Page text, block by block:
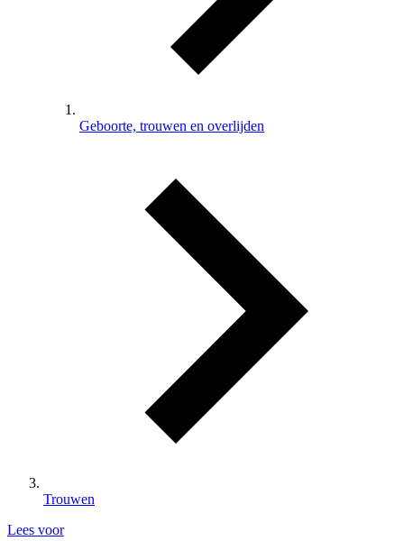
Geboorte, trouwen en overlijden
Trouwen
Lees voor